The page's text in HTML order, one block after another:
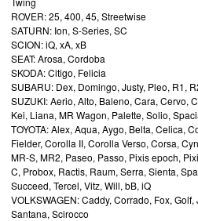
ROVER: 25, 400, 45, Streetwise
SATURN: Ion, S-Series, SC
SCION: iQ, xA, xB
SEAT: Arosa, Cordoba
SKODA: Citigo, Felicia
SUBARU: Dex, Domingo, Justy, Pleo, R1,
SUZUKI: Aerio, Alto, Baleno, Cara, Cervo,
Kei, Liana, MR Wagon, Palette, Solio,
TOYOTA: Alex, Aqua, Aygo, Belta, Celica,
Fielder, Corolla II, Corolla Verso, Corsa,
MR-S, MR2, Paseo, Passo, Pixis epoch,
C, Probox, Ractis, Raum, Serra, Sienta,
Succeed, Tercel, Vitz, Will, bB, iQ
VOLKSWAGEN: Caddy, Corrado, Fox,
Santana, Scirocco